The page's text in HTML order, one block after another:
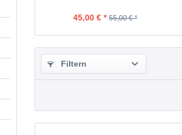
45,00 € * 55,00 € *
Filtern